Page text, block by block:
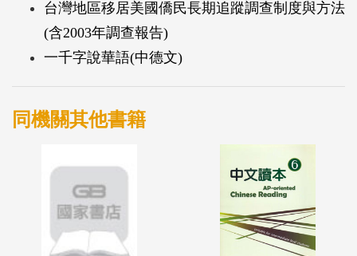
台灣地區移居美國僑民長期追蹤調查制度與方法
(含2003年調查報告)
一千字說華語(中德文)
同機關其他書籍